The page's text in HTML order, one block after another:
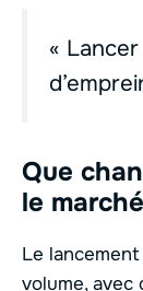
«
Que
le
Le
volume,